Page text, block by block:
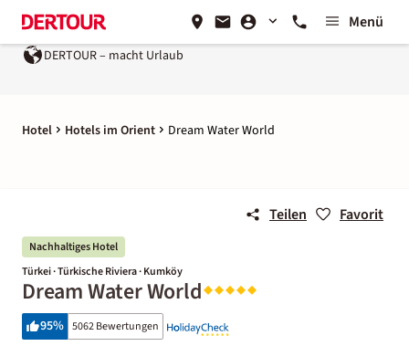
Menü
DERTOUR – macht Urlaub
Hotel Hotels im Orient Dream Water World
Teilen Favorit
Nachhaltiges Hotel
Türkei · Türkische Riviera · Kumköy
Dream Water World
95% 5062 Bewertungen